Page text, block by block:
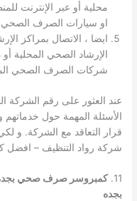
محلية أو عبر الإنترنت
او سيارات الصرف الصحي
ايضا ، الاتصال بمراكز
الإرشاد الصحي المحلية
شركات الصرف الصحي
عند العثور على رقم الشركة
الأسئلة المهمة حول خدماتهم
قرار التعاقد مع الشركة. و
شركة رواد التنظيف –
11. كمبروسر صرف صحي
بجده